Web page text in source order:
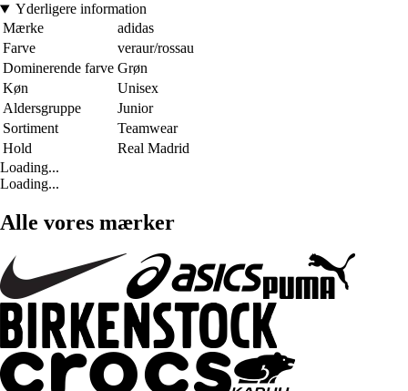
Yderligere information
Mærke
adidas
Farve
veraur/rossau
Dominerende farve Grøn
Køn
Unisex
Aldersgruppe
Junior
Sortiment
Teamwear
Hold
Real Madrid
Loading...
Loading...
Alle vores mærker